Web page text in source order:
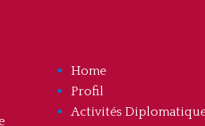
Home
Profil
Activités